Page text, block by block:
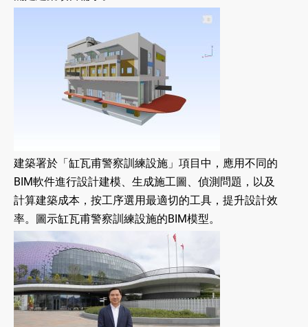
建築署於「缸瓦甫警察訓練設施」項目中，應用不同的
BIM軟件進行設計建模、生成施工圖、偵測問題，以及
計算建築成本，按工序選用最適切的工具，提升設計效
率。圖示缸瓦甫警察訓練設施的BIM模型。